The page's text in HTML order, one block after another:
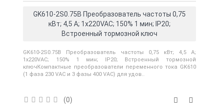
GK610-2S0.75B Преобразователь частоты 0,75
кВт; 4,5 А; 1x220VAC; 150% 1 мин; IP20;
Встроенный тормозной ключ
GK610-2S0.75B Преобразователь частоты 0,75 кВт; 4,5 А;
1x220VAC; 150% 1 мин; IP20; Встроенный тормозной
ключКомпактные преобразователи переменного тока GK610
(1 фаза 230 VAC и 3 фазы 400 VAC) для удов..
(0)